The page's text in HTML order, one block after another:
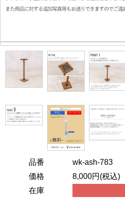
品番
wk-ash-783
価格
8,000円(税込)
在庫